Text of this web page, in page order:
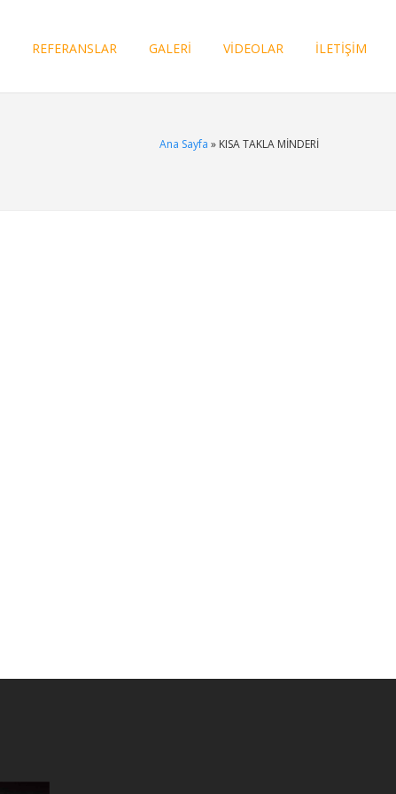
REFERANSLAR GALERİ VİDEOLAR İLETİŞİM
Ana Sayfa » KISA TAKLA MİNDERİ